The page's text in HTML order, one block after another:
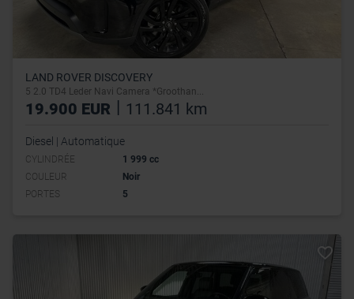
LAND ROVER DISCOVERY
5 2.0 TD4 Leder Navi Camera *Groothan...
19.900 EUR 111.841 km
Diesel | Automatique
CYLINDRÉE
1 999 cc
COULEUR
Noir
PORTES
5